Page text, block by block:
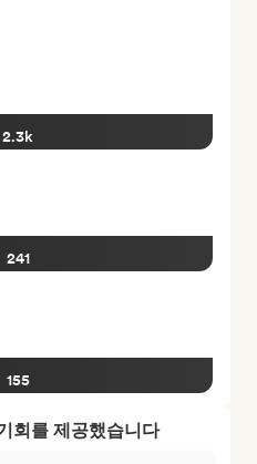
2.3k
241
155
회를 제공했습니다